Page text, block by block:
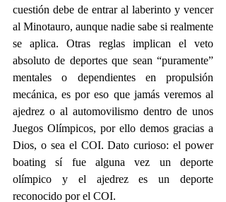
cuestión debe de entrar al laberinto y vencer
al Minotauro, aunque nadie sabe si realmente
se aplica. Otras reglas implican el veto
absoluto de deportes que sean “puramente”
mentales o dependientes en propulsión
mecánica, es por eso que jamás veremos al
ajedrez o al automovilismo dentro de unos
Juegos Olímpicos, por ello demos gracias a
Dios, o sea el COI. Dato curioso: el power
boating sí fue alguna vez un deporte
olímpico y el ajedrez es un deporte
reconocido por el COI.